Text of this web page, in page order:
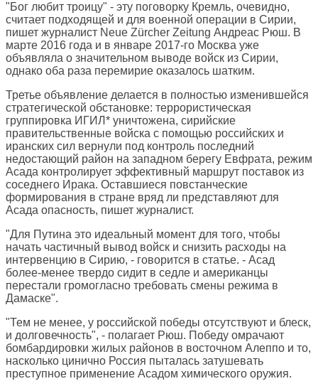
"Бог любит троицу" - эту поговорку Кремль, очевидно,
считает подходящей и для военной операции в Сирии,
пишет журналист Neue Zürcher Zeitung Андреас Рюш. В
марте 2016 года и в январе 2017-го Москва уже
объявляла о значительном выводе войск из Сирии,
однако оба раза перемирие оказалось шатким.
Третье объявление делается в полностью изменившейся
стратегической обстановке: террористическая
группировка ИГИЛ* уничтожена, сирийские
правительственные войска с помощью российских и
иранских сил вернули под контроль последний
недостающий район на западном берегу Евфрата, режим
Асада контролирует эффективный маршрут поставок из
соседнего Ирака. Оставшиеся повстанческие
формирования в стране вряд ли представляют для
Асада опасность, пишет журналист.
"Для Путина это идеальный момент для того, чтобы
начать частичный вывод войск и снизить расходы на
интервенцию в Сирию, - говорится в статье. - Асад
более-менее твердо сидит в седле и американцы
перестали громогласно требовать смены режима в
Дамаске".
"Тем не менее, у российской победы отсутствуют и блеск,
и долговечность", - полагает Рюш. Победу омрачают
бомбардировки жилых районов в восточном Алеппо и то,
насколько цинично Россия пыталась затушевать
преступное применение Асадом химического оружия.